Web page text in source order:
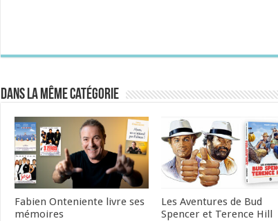
Dans la même catégorie
Fabien Onteniente livre ses
mémoires
Les Aventures de Bud
Spencer et Terence Hill